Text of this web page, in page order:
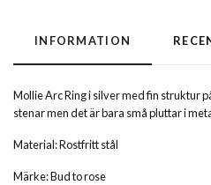
INFORMATION
Mollie Arc Ring i silver med fin struktur
stenar men det är bara små pluttar i
Material: Rostfritt stål
Märke: Bud to rose